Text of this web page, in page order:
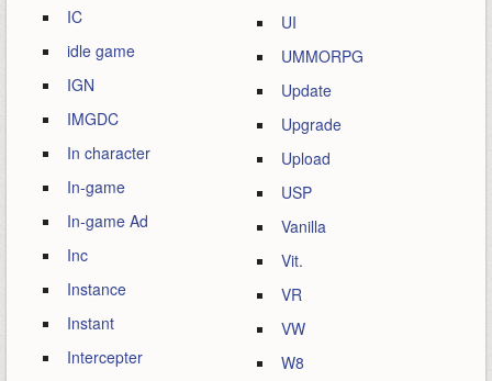
IC
idle game
IGN
IMGDC
In character
In-game
In-game Ad
Inc
Instance
Instant
Intercepter
UI
UMMORPG
Update
Upgrade
Upload
USP
Vanilla
Vit.
VR
VW
W8